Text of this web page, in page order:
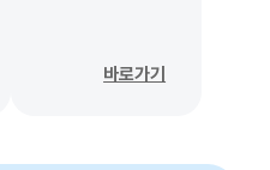
바로가기